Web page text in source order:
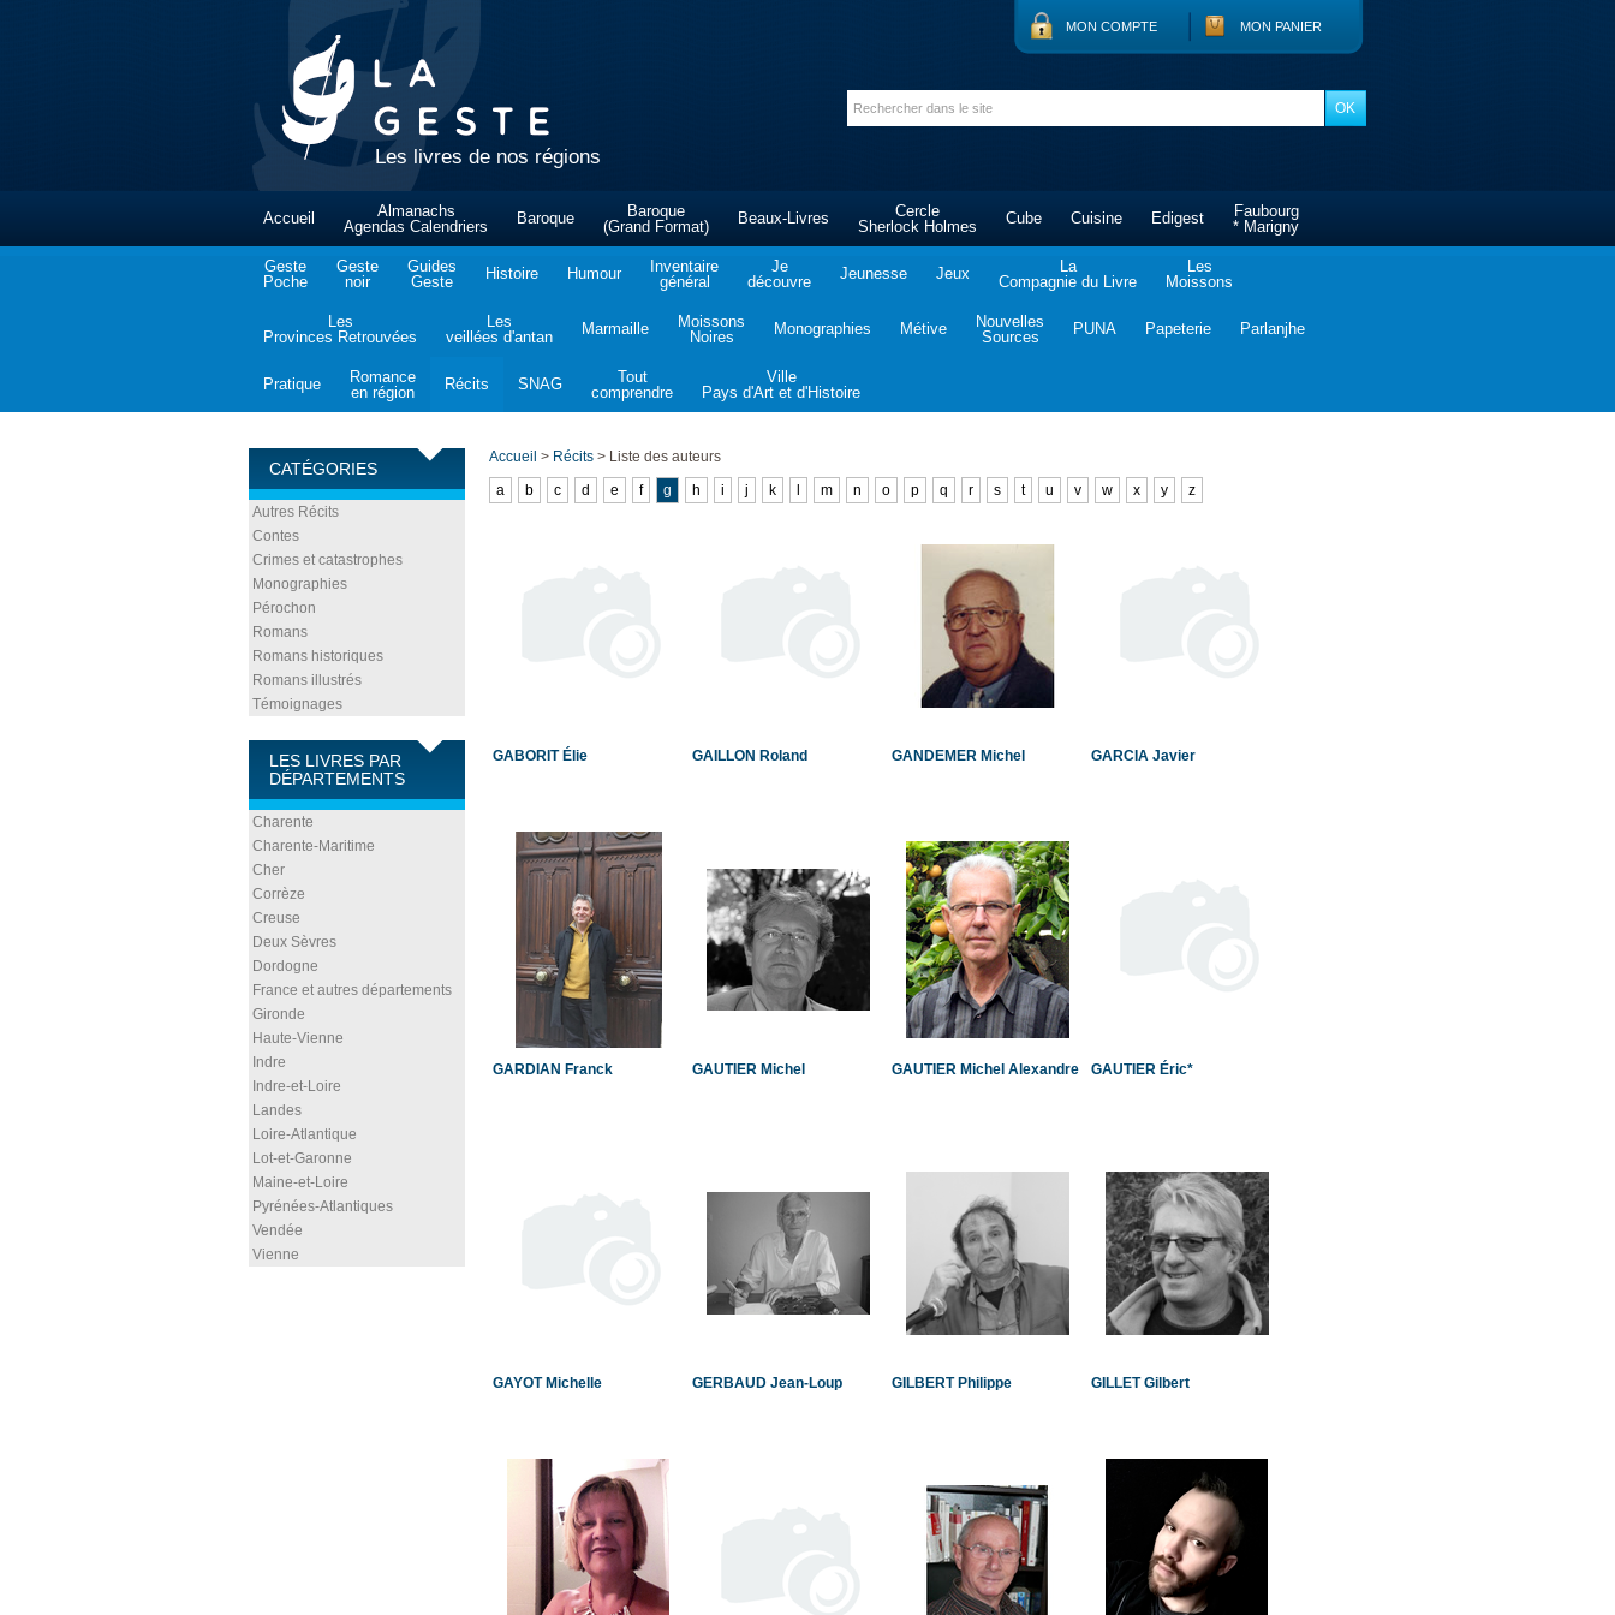
Les livres de nos régions
MON COMPTE MON PANIER
Accueil
Almanachs
Agendas Calendriers
Baroque
Baroque
(Grand Format)
Beaux-Livres
Cercle
Sherlock Holmes
Cube Cuisine Edigest
Faubourg
* Marigny
Geste
Poche
Geste
noir
Guides
Geste
Histoire Humour
Inventaire
général
Je
découvre
Jeunesse Jeux
La
Compagnie du Livre
Les
Moissons
Les
Provinces Retrouvées
Les
veillées d'antan
Marmaille
Moissons
Noires
Monographies Métive
Nouvelles
Sources
PUNA Papeterie Parlanjhe
Pratique
Romance
en région
Récits SNAG
Tout
comprendre
Ville
Pays d'Art et d'Histoire
CATÉGORIES
Autres Récits
Contes
Crimes et catastrophes
Monographies
Pérochon
Romans
Romans historiques
Romans illustrés
Témoignages
LES LIVRES PAR
DÉPARTEMENTS
Charente
Charente-Maritime
Cher
Corrèze
Creuse
Deux Sèvres
Dordogne
France et autres départements
Gironde
Haute-Vienne
Indre
Indre-et-Loire
Landes
Loire-Atlantique
Lot-et-Garonne
Maine-et-Loire
Pyrénées-Atlantiques
Vendée
Vienne
Accueil > Récits > Liste des auteurs
a
b c d e f g h i j k m n o p q r s t u v w x y z
GABORIT Élie GAILLON Roland GANDEMER Michel GARCIA Javier
GARDIAN Franck GAUTIER Michel GAUTIER Michel Alexandre GAUTIER Éric*
GAYOT Michelle GERBAUD Jean-Loup GILBERT Philippe GILLET Gilbert